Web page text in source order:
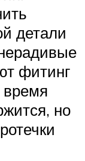
детали
фитинг
время
но